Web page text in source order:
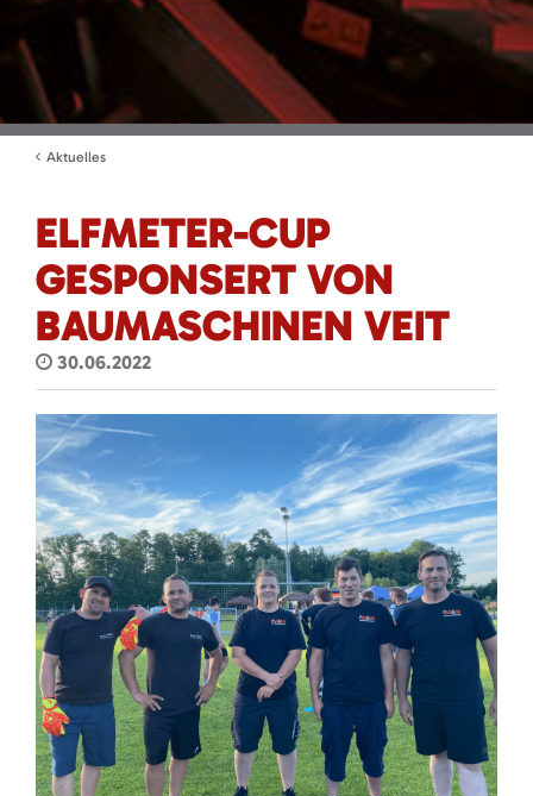
Aktuelles
ELFMETER-CUP
GESPONSERT VON
BAUMASCHINEN VEIT
30.06.2022